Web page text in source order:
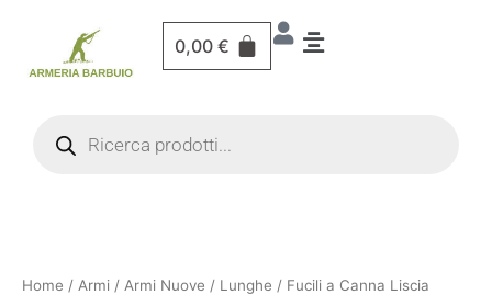
contenuto
0,00€
Home / Armi / Armi Nuove / Lunghe / Fucili a Canna Liscia